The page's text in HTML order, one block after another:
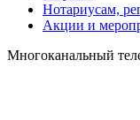
Нотариусам,
Акции и
Многоканальный